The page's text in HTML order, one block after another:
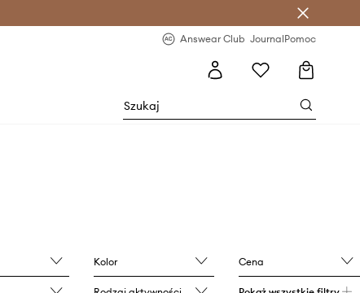
Answear Club JournalPomoc
Kolor Cena